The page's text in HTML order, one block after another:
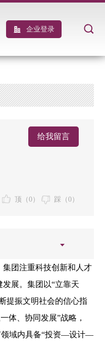
企业登录
给我留言
顶（0） 踩（0）
集团注重科技创新和人才
展。集团以“立靠天
提振文明社会的信心指
体、协同发展”战略，
领域内具备“投资—设计—